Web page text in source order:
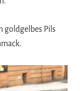
goldgelbes Pils